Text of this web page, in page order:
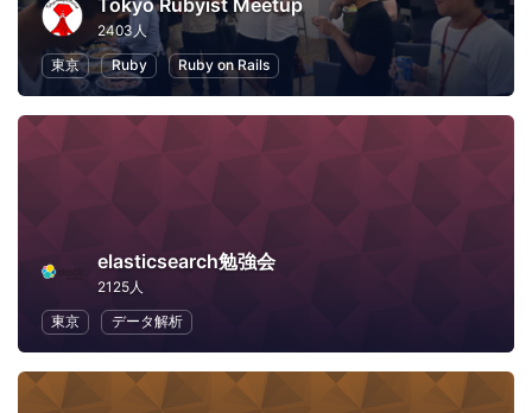
Tokyo Rubyist Meetup
2403人
東京
Ruby Ruby on Rails
elasticsearch勉強会
2125人
東京
データ解析